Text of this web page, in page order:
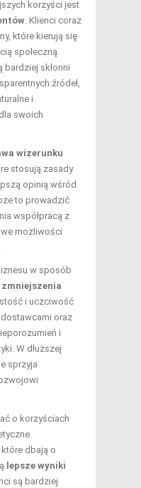
korzyści jest
. Klienci coraz
które kierują się
społeczną.
bardziej skłonni
źródeł,
i
swoich
wizerunku
stosują zasady
opinią wśród
to prowadzić
współpracą z
możliwości
w sposób
zmniejszenia
i uczciwość
oraz
i
W dłuższej
sprzyja
o korzyściach
dbają o
lepsze wyniki
są bardziej